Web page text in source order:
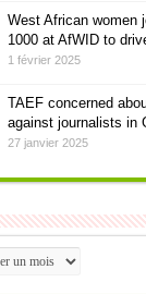
West African women
1000 at AfWID to
1 février 2025
TAEF concerned
against journalists in
27 janvier 2025